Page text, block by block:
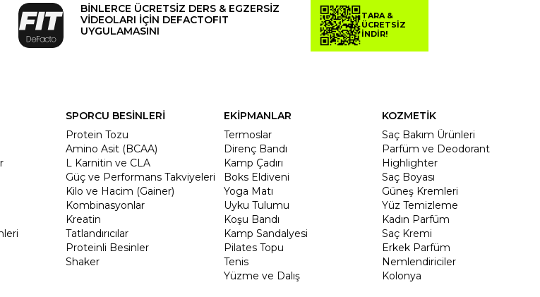
BİNLERCE ÜCRETSİZ DERS & EGZERSİZ
VİDEOLARI İÇİN DEFACTOFIT
UYGULAMASINI
TARA &
ÜCRETSİZ
İNDİR!
SPORCU BESİNLERİ
Protein Tozu
Amino Asit (BCAA)
L Karnitin ve CLA
Güç ve Performans Takviyeleri
Kilo ve Hacim (Gainer)
Kombinasyonlar
Kreatin
Tatlandırıcılar
Proteinli Besinler
Shaker
EKİPMANLAR
Termoslar
Direnç Bandı
Kamp Çadırı
Boks Eldiveni
Yoga Matı
Uyku Tulumu
Koşu Bandı
Kamp Sandalyesi
Pilates Topu
Tenis
Yüzme ve Dalış
KOZMETİK
Saç Bakım Ürünleri
Parfüm ve Deodorant
Highlighter
Saç Boyası
Güneş Kremleri
Yüz Temizleme
Kadın Parfüm
Saç Kremi
Erkek Parfüm
Nemlendiriciler
Kolonya